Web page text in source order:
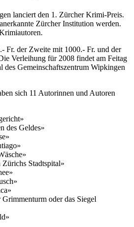
lanciert den 1. Zürcher Krimi-Preis.
Zürcher Institution werden.
Fr. der Zweite mit 1000.- Fr. und der
Verleihung für 2008 findet am Feitag
des Gemeinschaftszentrum Wipkingen
sich 11 Autorinnen und Autoren
des Geldes»
Stadtspital»
oder das Siegel